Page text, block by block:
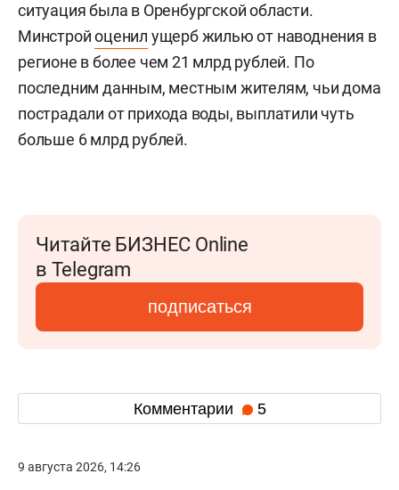
ситуация была в Оренбургской области.
Минстройоценил ущерб жилью от наводнения в
регионе в более чем 21 млрд рублей. По
последним данным, местным жителям, чьи дома
пострадали от прихода воды, выплатили чуть
больше 6 млрд рублей.
Читайте БИЗНЕС Online
в Telegram
подписаться
Комментарии 5
9 августа 2026, 14:26